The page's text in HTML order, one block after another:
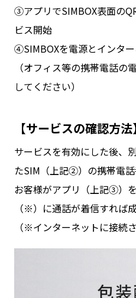
③アプリでSIMBOX表面の
ビス開始
④SIMBOXを電源とインタ
（オフィス等の携帯電話の
してください）
【サービスの確認方法】
サービスを有効にした後、
たSIM（上記②）の携帯電話
お客様がアプリ（上記③）
（※）に通話が着信すれば成
（※インターネットに接続